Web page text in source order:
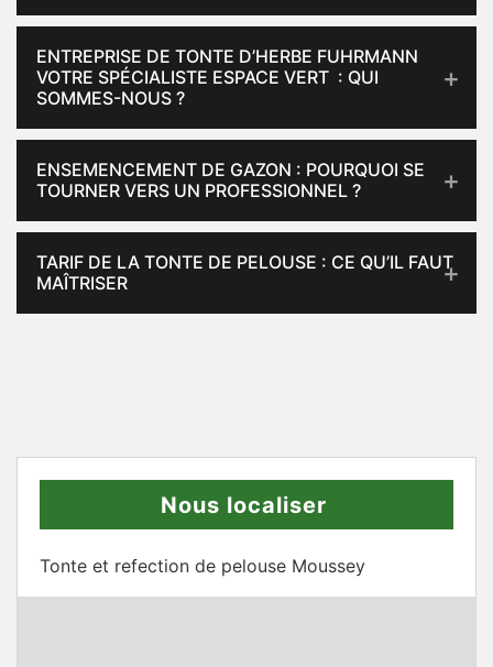
ENTREPRISE DE TONTE D’HERBE FUHRMANN
VOTRE SPÉCIALISTE ESPACE VERT : QUI
SOMMES-NOUS ?
ENSEMENCEMENT DE GAZON : POURQUOI SE
TOURNER VERS UN PROFESSIONNEL ?
TARIF DE LA TONTE DE PELOUSE : CE QU’IL FAUT
MAÎTRISER
Nous localiser
Tonte et refection de pelouse Moussey